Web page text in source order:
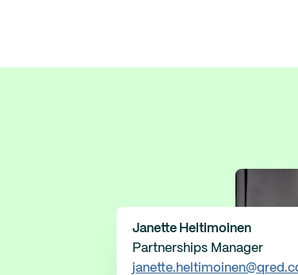
Janette Heltimoinen
Partnerships Manager